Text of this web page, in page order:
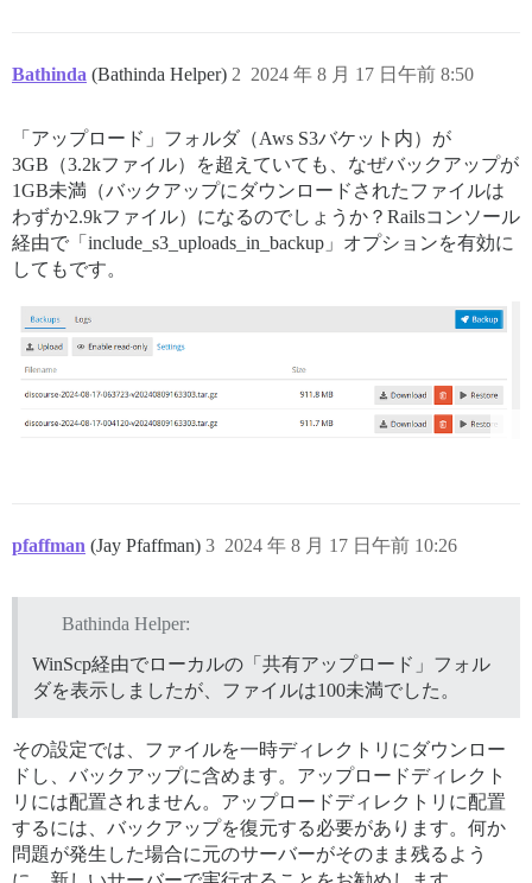
Bathinda (Bathinda Helper) 2024 年 8 月 17 日午前 8:50
2
「アップロード」フォルダ（Aws S3バケット内）が
3GB（3.2kファイル）を超えていても、なぜバックアップが
1GB未満（バックアップにダウンロードされたファイルは
わずか2.9kファイル）になるのでしょうか？Railsコンソール
経由で「include_s3_uploads_in_backup」オプションを有効に
してもです。
pfaffman (Jay Pfaffman) 2024 年 8 月 17 日午前 10:26
3
Bathinda Helper:
WinScp経由でローカルの「共有アップロード」フォル
ダを表示しましたが、ファイルは100未満でした。
その設定では、ファイルを一時ディレクトリにダウンロー
ドし、バックアップに含めます。アップロードディレクト
リには配置されません。アップロードディレクトリに配置
するには、バックアップを復元する必要があります。何か
問題が発生した場合に元のサーバーがそのまま残るよう